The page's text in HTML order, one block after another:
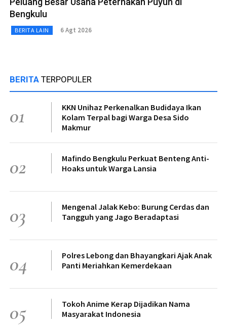
Bengkulu
BERITA LAIN 6 Agt 2026
BERITA TERPOPULER
01
KKN Unihaz Perkenalkan Budidaya Ikan
Kolam Terpal bagi Warga Desa Sido
Makmur
02
Mafindo Bengkulu Perkuat Benteng Anti-
Hoaks untuk Warga Lansia
03
Mengenal Jalak Kebo: Burung Cerdas dan
Tangguh yang Jago Beradaptasi
04
Polres Lebong dan Bhayangkari Ajak Anak
Panti Meriahkan Kemerdekaan
05
Tokoh Anime Kerap Dijadikan Nama
Masyarakat Indonesia